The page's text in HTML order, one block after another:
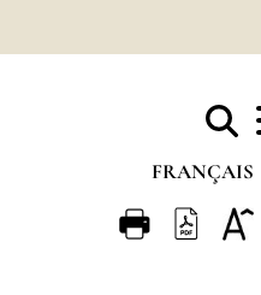
FRANÇAIS
FRANÇAIS